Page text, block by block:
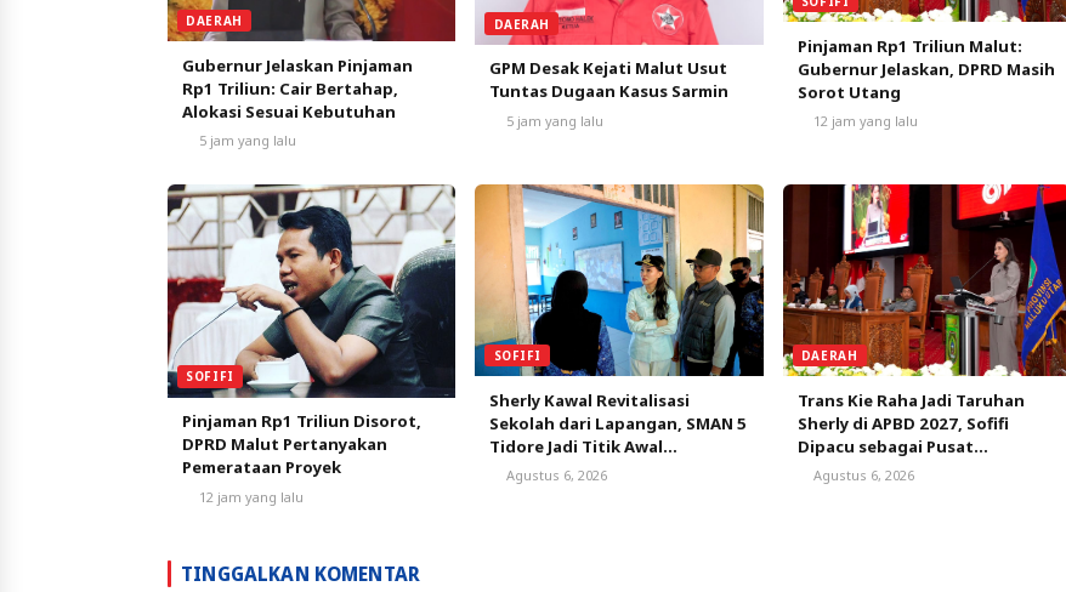
DAERAH
Gubernur Jelaskan Pinjaman
Rp1 Triliun: Cair Bertahap,
Alokasi Sesuai Kebutuhan
5 jam yang lalu
DAERAH
GPM Desak Kejati Malut Usut
Tuntas Dugaan Kasus Sarmin
5 jam yang lalu
Pinjaman Rp1 Triliun Malut:
Gubernur Jelaskan, DPRD Masih
Sorot Utang
12 jam yang lalu
SOFIFI
Pinjaman Rp1 Triliun Disorot,
DPRD Malut Pertanyakan
Pemerataan Proyek
12 jam yang lalu
SOFIFI
Sherly Kawal Revitalisasi
Sekolah dari Lapangan, SMAN 5
Tidore Jadi Titik Awal
Pendidikan Bermutu
Agustus 6, 2026
DAERAH
Trans Kie Raha Jadi Taruhan
Sherly di APBD 2027, Sofifi
Dipacu sebagai Pusat
Pertumbuhan
Agustus 6, 2026
TINGGALKAN KOMENTAR